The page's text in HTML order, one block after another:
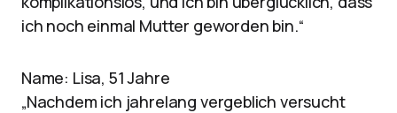
ich noch einmal Mutter geworden bin.“
Name: Lisa, 51 Jahre
„Nachdem ich jahrelang vergeblich versucht